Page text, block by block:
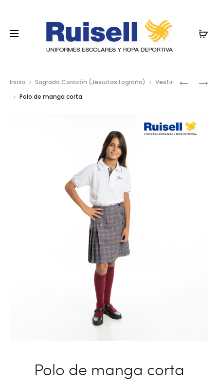
los
BLANCO
PRIMARIA
Inicio Sagrado Corazón (Jesuitas Logroño)
Vestir
Polo de manga corta
Polo de manga corta